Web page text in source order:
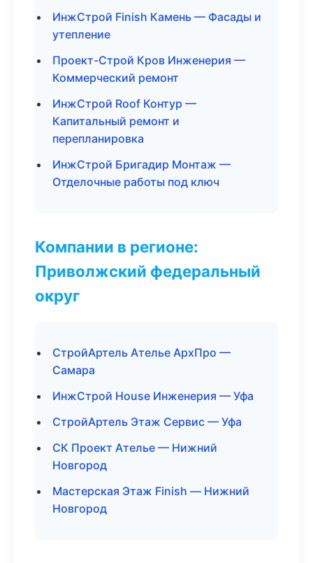
ИнжСтрой Finish Камень — Фасады и
утепление
Проект-Строй Кров Инженерия —
Коммерческий ремонт
ИнжСтрой Roof Контур —
Капитальный ремонт и
перепланировка
ИнжСтрой Бригадир Монтаж —
Отделочные работы под ключ
Компании в регионе:
Приволжский федеральный
округ
СтройАртель Ателье АрхПро —
Самара
ИнжСтрой House Инженерия — Уфа
СтройАртель Этаж Сервис — Уфа
СК Проект Ателье — Нижний
Новгород
Мастерская Этаж Finish — Нижний
Новгород